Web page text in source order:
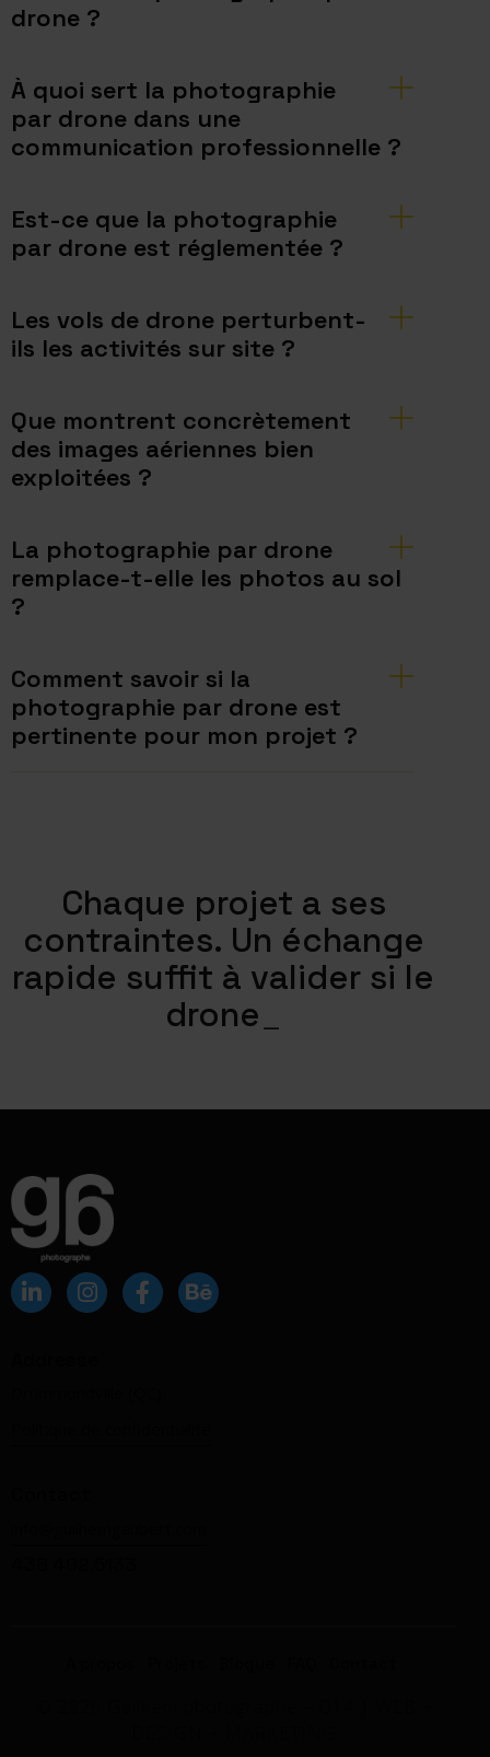
drone ?
À quoi sert la photographie
par drone dans une
communication professionnelle ?
Est-ce que la photographie
par drone est réglementée ?
Les vols de drone perturbent-
ils les activités sur site ?
Que montrent concrètement
des images aériennes bien
exploitées ?
La photographie par drone
remplace-t-elle les photos au sol
?
Comment savoir si la
photographie par drone est
pertinente pour mon projet ?
Chaque projet a ses
contraintes. Un échange
rapide suffit à valider si le
drone est l